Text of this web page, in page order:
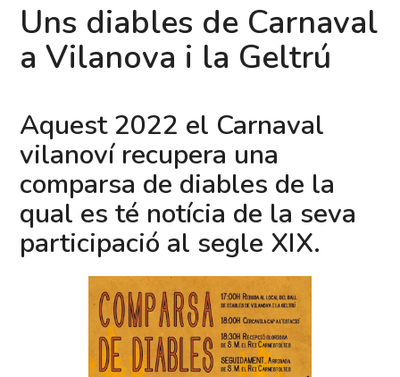
Uns diables de Carnaval
a Vilanova i la Geltrú
Aquest 2022 el Carnaval
vilanoví recupera una
comparsa de diables de la
qual es té notícia de la seva
participació al segle XIX.